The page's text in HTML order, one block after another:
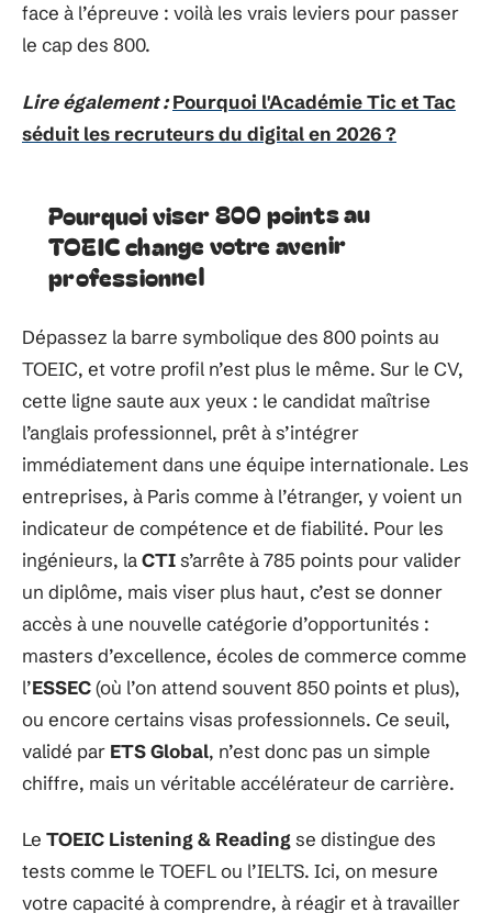
face à l’épreuve : voilà les vrais leviers pour passer
le cap des 800.
Lire également : Pourquoi l'Académie Tic et Tac
séduit les recruteurs du digital en 2026 ?
Pourquoi viser 800 points au
TOEIC change votre avenir
professionnel
Dépassez la barre symbolique des 800 points au
TOEIC, et votre profil n’est plus le même. Sur le CV,
cette ligne saute aux yeux : le candidat maîtrise
l’anglais professionnel, prêt à s’intégrer
immédiatement dans une équipe internationale. Les
entreprises, à Paris comme à l’étranger, y voient un
indicateur de compétence et de fiabilité. Pour les
ingénieurs, laCTIs’arrête à 785 points pour valider
un diplôme, mais viser plus haut, c’est se donner
accès à une nouvelle catégorie d’opportunités :
masters d’excellence, écoles de commerce comme
l’ESSEC(où l’on attend souvent 850 points et plus),
ou encore certains visas professionnels. Ce seuil,
validé par ETS Global, n’est donc pas un simple
chiffre, mais un véritable accélérateur de carrière.
Le TOEIC Listening & Reading se distingue des
tests comme le TOEFL ou l’IELTS. Ici, on mesure
votre capacité à comprendre, à réagir et à travailler